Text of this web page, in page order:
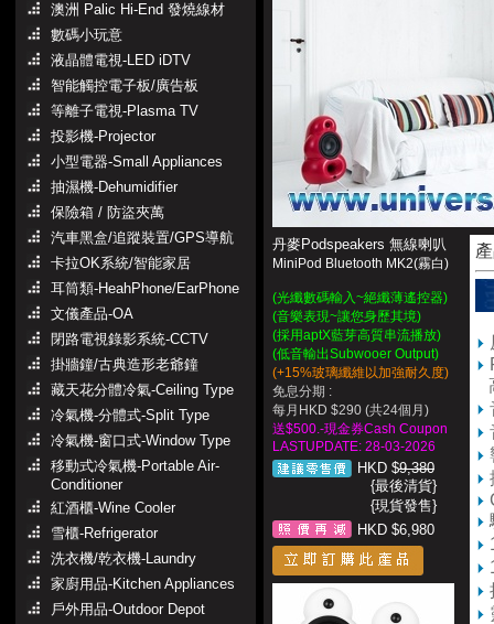
澳洲 Palic Hi-End 發燒線材
數碼小玩意
液晶體電視-LED iDTV
智能觸控電子板/廣告板
等離子電視-Plasma TV
投影機-Projector
小型電器-Small Appliances
抽濕機-Dehumidifier
保險箱 / 防盜夾萬
汽車黑盒/追蹤裝置/GPS導航
卡拉OK系統/智能家居
耳筒類-HeahPhone/EarPhone
文儀產品-OA
閉路電視錄影系統-CCTV
掛牆鐘/古典造形老爺鐘
藏天花分體冷氣-Ceiling Type
冷氣機-分體式-Split Type
冷氣機-窗口式-Window Type
移動式冷氣機-Portable Air-
Conditioner
紅酒櫃-Wine Cooler
雪櫃-Refrigerator
洗衣機/乾衣機-Laundry
家廚用品-Kitchen Appliances
戶外用品-Outdoor Depot
丹麥Podspeakers 無線喇叭
MiniPod Bluetooth MK2(霧白)
(光纖數碼輸入~絕纖薄遙控器)
(音樂表現~讓您身歷其境)
(採用aptX藍芽高質串流播放)
(低音輸出Subwooer Output)
(+15%玻璃纖維以加強耐久度)
免息分期 :
每月HKD $290 (共24個月)
送$500.-現金券Cash Coupon
LASTUPDATE: 28-03-2026
HKD $9,380
{最後清貨}
{現貨發售}
HKD $6,980